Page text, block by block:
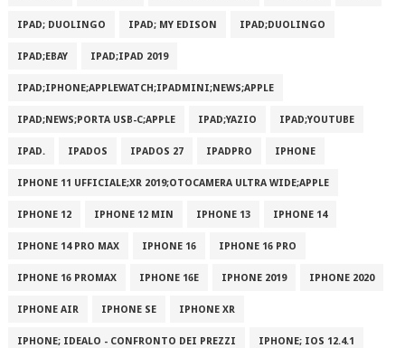
IPAD; DUOLINGO IPAD; MY EDISON IPAD;DUOLINGO
IPAD;EBAY IPAD;IPAD 2019
IPAD;IPHONE;APPLEWATCH;IPADMINI;NEWS;APPLE
IPAD;NEWS;PORTA USB-C;APPLE IPAD;YAZIO IPAD;YOUTUBE
IPAD. IPADOS IPADOS 27 IPADPRO IPHONE
IPHONE 11 UFFICIALE;XR 2019;OTOCAMERA ULTRA WIDE;APPLE
IPHONE 12 IPHONE 12 MIN IPHONE 13 IPHONE 14
IPHONE 14 PRO MAX IPHONE 16 IPHONE 16 PRO
IPHONE 16 PROMAX IPHONE 16E IPHONE 2019 IPHONE 2020
IPHONE AIR IPHONE SE IPHONE XR
IPHONE; IDEALO - CONFRONTO DEI PREZZI IPHONE; IOS 12.4.1